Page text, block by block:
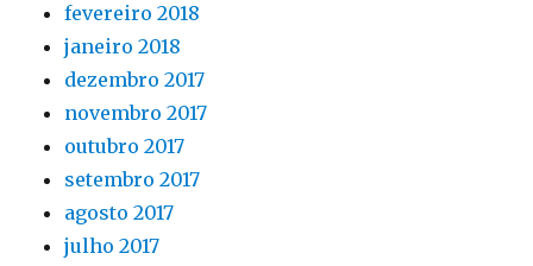
fevereiro 2018
janeiro 2018
dezembro 2017
novembro 2017
outubro 2017
setembro 2017
agosto 2017
julho 2017